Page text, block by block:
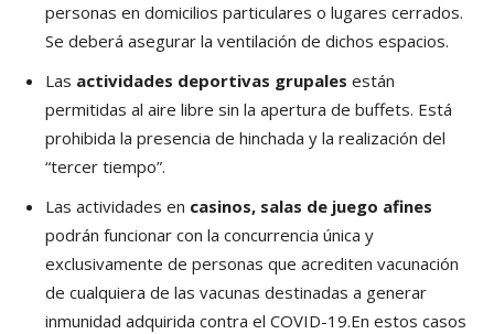
personas en domicilios particulares o lugares cerrados.
Se deberá asegurar la ventilación de dichos espacios.
Las actividades deportivas grupales están
permitidas al aire libre sin la apertura de buffets. Está
prohibida la presencia de hinchada y la realización del
“tercer tiempo”.
Las actividades en casinos, salas de juego afines
podrán funcionar con la concurrencia única y
exclusivamente de personas que acrediten vacunación
de cualquiera de las vacunas destinadas a generar
inmunidad adquirida contra el COVID-19.En estos casos